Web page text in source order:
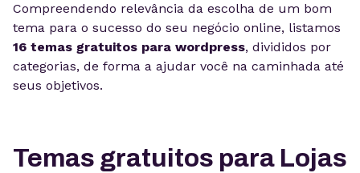
Compreendendo relevância da escolha de um bom
tema para o sucesso do seu negócio online, listamos
16 temas gratuitos para wordpress, divididos por
categorias, de forma a ajudar você na caminhada até
seus objetivos.
Temas gratuitos para Lojas